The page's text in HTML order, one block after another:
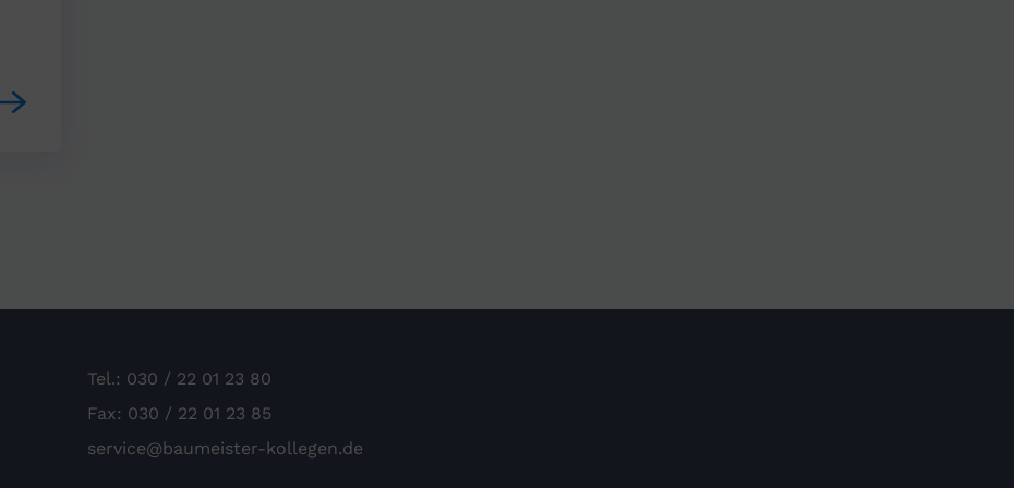
Tel.: 030 / 22 01 23 80
Fax: 030 / 22 01 23 85
service@baumeister-kollegen.de